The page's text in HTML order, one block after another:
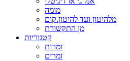
מומה
מלהיטון ועד להיטון.קום
מן התקשורת
קטגוריות
זמרות
זמרים